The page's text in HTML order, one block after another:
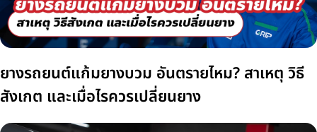
ยางรถยนต์แก้มยางบวม อันตรายไหม? สาเหตุ วิธี
สังเกต และเมื่อไรควรเปลี่ยนยาง